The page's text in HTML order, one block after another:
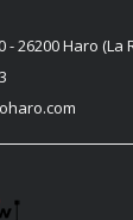
- 26200 Haro (La